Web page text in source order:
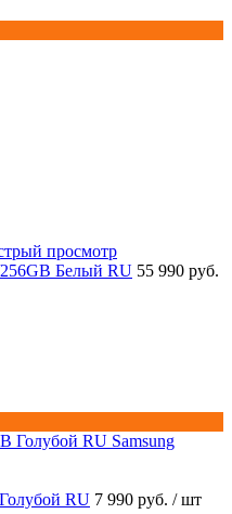
просмотр
256GB Белый RU 55 990 руб.
RU 7 990 руб. / шт